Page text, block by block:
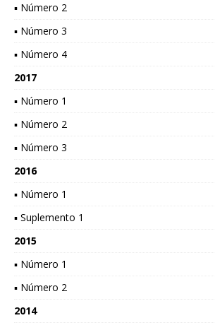
▪ Número 2
▪ Número 3
▪ Número 4
2017
▪ Número 1
▪ Número 2
▪ Número 3
2016
▪ Número 1
▪ Suplemento 1
2015
▪ Número 1
▪ Número 2
2014